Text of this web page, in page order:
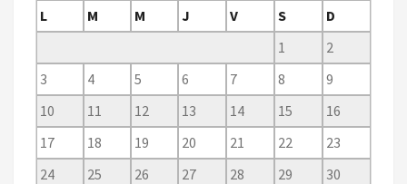
L
M M J V S
D
1
2
3
4 5 6 7 8
9
10
11 12 13 14 15
16
17
18 19 20 21 22
23
24
25 26 27 28 29
30